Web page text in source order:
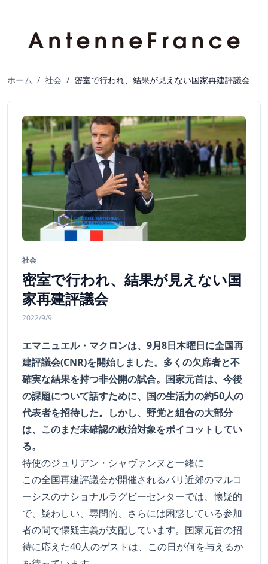
ホーム / 社会 / 密室で行われ、結果が見えない国家再建評議会
社会
密室で行われ、結果が見えない国
家再建評議会
2022/9/9
エマニュエル・マクロンは、9月8日木曜日に全国再
建評議会(CNR)を開始しました。多くの欠席者と不
確実な結果を持つ非公開の試合。国家元首は、今後
の課題について話すために、国の生活力の約50人の
代表者を招待した。しかし、野党と組合の大部分
は、このまだ未確認の政治対象をボイコットしてい
る。
特使のジュリアン・シャヴァンヌと一緒に
この全国再建評議会が開催されるパリ近郊のマルコ
ーシスのナショナルラグビーセンターでは、懐疑的
で、疑わしい、尋問的、さらには困惑している参加
者の間で懐疑主義が支配しています。国家元首の招
待に応えた40人のゲストは、この日が何を与えるか